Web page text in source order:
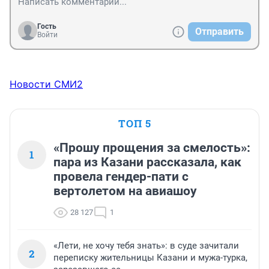
Гость
Войти
Отправить
Новости СМИ2
ТОП 5
1
«Прошу прощения за смелость»:
пара из Казани рассказала, как
провела гендер-пати с
вертолетом на авиашоу
28 127 1
2
«Лети, не хочу тебя знать»: в суде зачитали
переписку жительницы Казани и мужа-турка,